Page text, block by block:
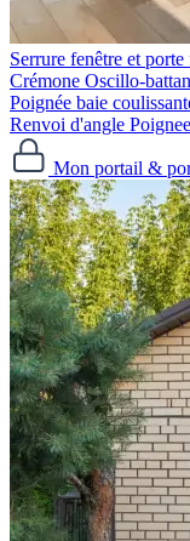
Serrure fenêtre et porte
Crémone Oscillo-
Poignée baie
Renvoi d'angle
Mon portail &